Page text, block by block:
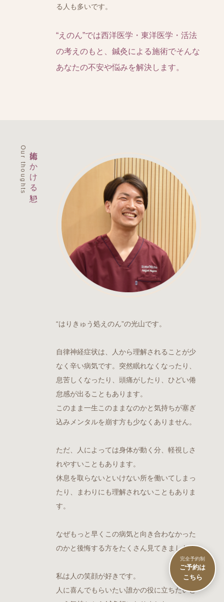
る人も多いです。
“えのん”では西洋医学・東洋医学・活法
の考えのもと、鍼灸による施術でそんな
あなたの不安や悩みを解決します。
施術にかける想い
Our thoughts
“はりきゅう処えのん”の光山です。
自律神経症状は、人から理解されることが少
なく辛い病気です。突然眠れなくなったり、
息苦しくなったり、頭痛がしたり、ひどい倦
怠感が出ることもあります。
このまま一生このままなのかと気持ちが塞ぎ
込みメンタルを崩す方も少なくありません。
ただ、人によっては身体が動く分、軽視しさ
れやすいこともあります。
休息を取らないといけない所を働いてしまっ
たり、まわりにも理解されないこともありま
す。
なぜもっと早くこの病気と向き合わなかった
のかと後悔する方をたくさん見てきました。
私は人の笑顔が好きです。
人に喜んでもらいたい誰かの役に立ちたいと
完全予約制